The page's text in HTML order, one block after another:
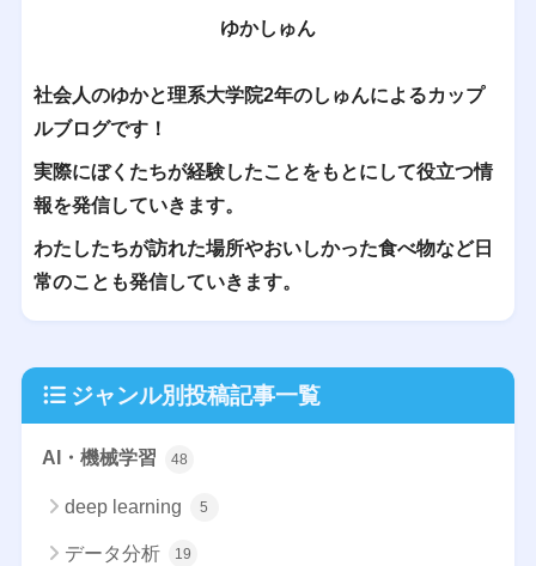
ゆかしゅん
社会人のゆかと理系大学院2年のしゅんによるカップ
ルブログです！
実際にぼくたちが経験したことをもとにして役立つ情
報を発信していきます。
わたしたちが訪れた場所やおいしかった食べ物など日
常のことも発信していきます。
ジャンル別投稿記事一覧
AI・機械学習 48
deep learning 5
データ分析 19